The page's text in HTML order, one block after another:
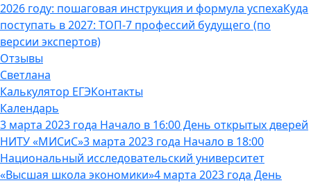
2026 году: пошаговая инструкция и формула успехаКуда
поступать в 2027: ТОП-7 профессий будущего (по
версии экспертов)
Отзывы
Светлана
Калькулятор ЕГЭКонтакты
Календарь
3 марта 2023 года Начало в 16:00 День открытых дверей
НИТУ «МИСиС»3 марта 2023 года Начало в 18:00
Национальный исследовательский университет
«Высшая школа экономики»4 марта 2023 года День